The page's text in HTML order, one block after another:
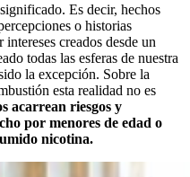
Es decir, hechos
o historias
creados desde un
todas las esferas de nuestra
la excepción. Sobre la
esta realidad no es
acarrean riesgos y
por menores de edad o
nicotina.